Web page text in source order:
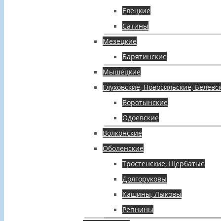
Елецкие
Сатины
Мезецкие
Барятинские
Мышецкие
Глуховские, Новосильские,
Воротынские
Одоевские
Волконские
Оболенские
Тростенские, Щербатые
Долгоруковы
Кашины, Лыковы
Репнины